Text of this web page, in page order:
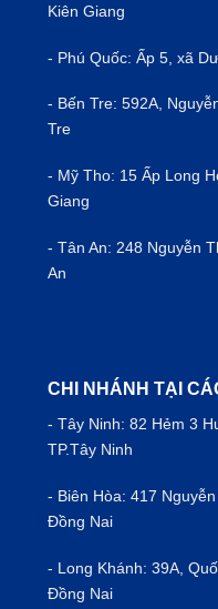
Kiên Giang
- Phú Quốc: Ấp 5, xã
- Bến Tre: 592A,
Tre
- Mỹ Tho: 15 Ấp Long
Giang
- Tân An: 248 Nguyễn
An
CHI NHÁNH TẠI
- Tây Ninh: 82 Hẻm 3
TP.Tây Ninh
- Biên Hòa: 417
Đồng Nai
- Long Khánh: 39A,
Đồng Nai